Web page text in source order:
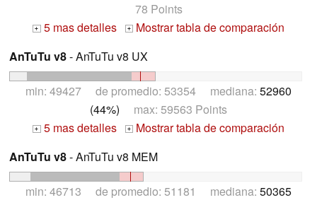
78 Points
+ 5 mas detalles +
Mostrar tabla de comparación
AnTuTu v8- AnTuTu v8 UX
min: 49427 de promedio: 53354 mediana: 52960
(44%) max: 59563 Points
+ 5 mas detalles +
Mostrar tabla de comparación
AnTuTu v8- AnTuTu v8 MEM
min: 46713 de promedio: 51181 mediana: 50365